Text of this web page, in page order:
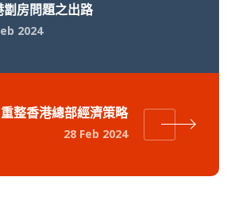
劏房問題之出路
2024
重整香港總部經濟策略
28 Feb 2024